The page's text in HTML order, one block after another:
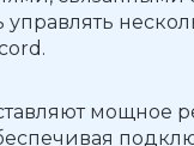
управлять
мощное